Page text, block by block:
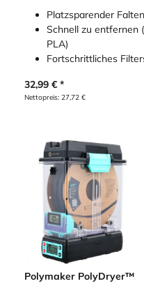
Platzsparender
Schnell zu entfernen
PLA)
Fortschrittliches
32,99 €
Nettopreis: 27,72 €
Polymaker PolyDryer™